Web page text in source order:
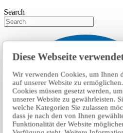
Diese Webseite
Wir verwenden Cookies, um Ihnen
auf unserer Website zu
Cookies müssen gesetzt werden,
unserer Website zu gewährleisten.
welche Kategorien Sie zulassen
dass je nach den von Ihnen
Funktionalität der Website
Search